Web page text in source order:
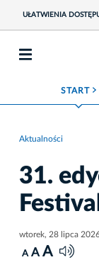
UŁATWIENIA
START
Aktualności
31.
wtorek, 28 lipca
A A A